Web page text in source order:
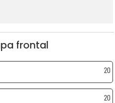
frontal
20
20